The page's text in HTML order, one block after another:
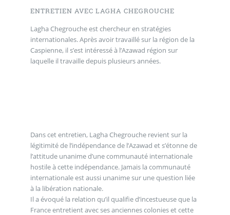
ENTRETIEN AVEC LAGHA CHEGROUCHE
Lagha Chegrouche est chercheur en stratégies
internationales. Après avoir travaillé sur la région de la
Caspienne, il s’est intéressé à l’Azawad région sur
laquelle il travaille depuis plusieurs années.
Dans cet entretien, Lagha Chegrouche revient sur la
légitimité de l’indépendance de l’Azawad et s’étonne de
l’attitude unanime d’une communauté internationale
hostile à cette indépendance. Jamais la communauté
internationale est aussi unanime sur une question liée
à la libération nationale.
Il a évoqué la relation qu’il qualifie d’incestueuse que la
France entretient avec ses anciennes colonies et cette